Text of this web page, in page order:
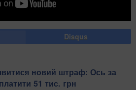
Disqus
новий штраф: Ось за
51 тис. грн